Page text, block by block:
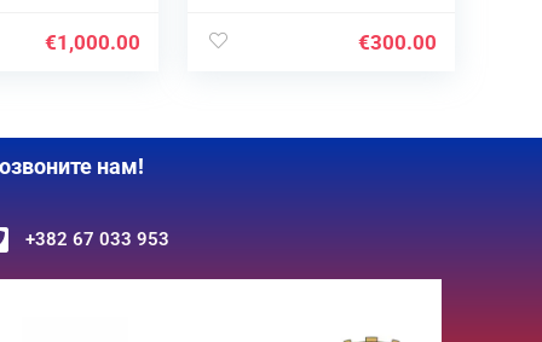
€1,000.00 €300.00
нам!
+382 67 033 953